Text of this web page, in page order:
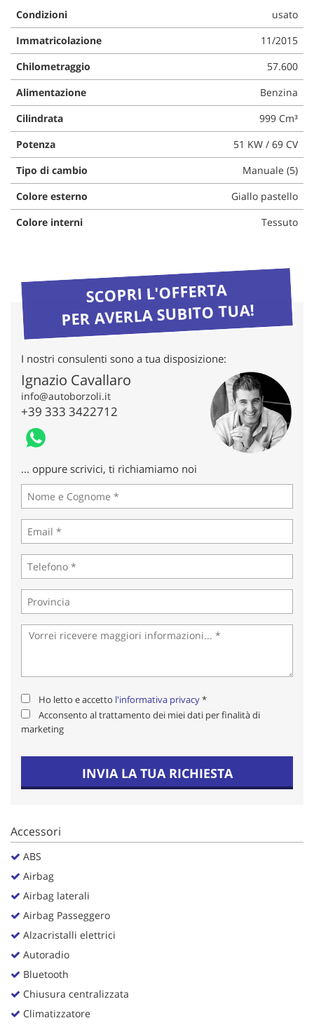
Condizioni
usato
Immatricolazione
11/2015
Chilometraggio
57.600
Alimentazione
Benzina
Cilindrata
999 Cm³
Potenza
51 KW / 69 CV
Tipo di cambio
Manuale (5)
Colore esterno
Giallo pastello
Colore interni
Tessuto
SCOPRI L'OFFERTA
PER AVERLA SUBITO TUA!
I nostri consulenti sono a tua disposizione:
Ignazio Cavallaro
info@autoborzoli.it
+39 333 3422712
... oppure scrivici, ti richiamiamo noi
Ho letto e accetto l'informativa privacy*
Acconsento al trattamento dei miei dati per finalità di
marketing
INVIA LA TUA RICHIESTA
Accessori
ABS
Airbag
Airbag laterali
Airbag Passeggero
Alzacristalli elettrici
Autoradio
Bluetooth
Chiusura centralizzata
Climatizzatore
questi
strumenti
di
tracciamento
si
rimanda
alla
cookie
policy.
Puoi
rivedere
e
modificare
le
tue
scelte
Cookie necessari
Cookie delle preferenze
Cookie per il miglioramento dell'esperienza utente
Cookie analitici
Cookie di marketing
Leggi
la
cookie
policy
Salva